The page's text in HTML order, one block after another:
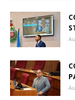
Aruba